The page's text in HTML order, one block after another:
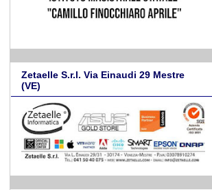
Zetaelle S.r.l. Via Einaudi 29 Mestre
(VE)